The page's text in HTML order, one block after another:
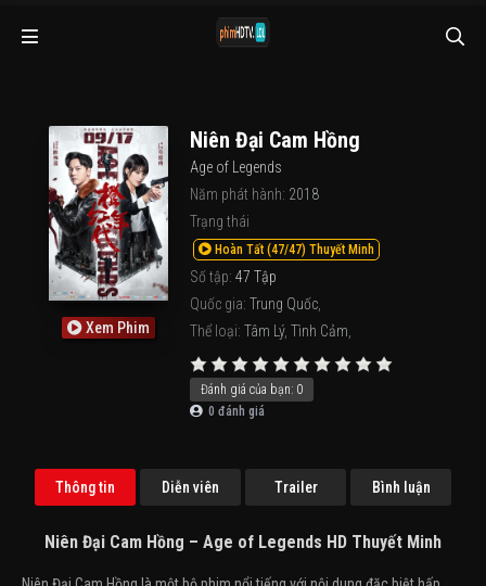
Xem Phim
Niên Đại Cam Hồng
Age of Legends
Năm phát hành: 2018
Trạng thái
Hoàn Tất (47/47) Thuyết Minh
Số tập: 47 Tập
Quốc gia: Trung Quốc
Thể loại: Tâm Lý, Tình Cảm
Đánh giá của bạn: 0
0 đánh giá
Thông tin Diễn viên Trailer Bình luận
Niên Đại Cam Hồng – Age of Legends HD Thuyết Minh